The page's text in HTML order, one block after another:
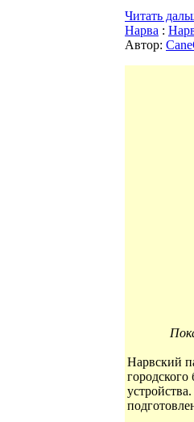
Читать
Нарва :
Автор:
Нарвский
городского